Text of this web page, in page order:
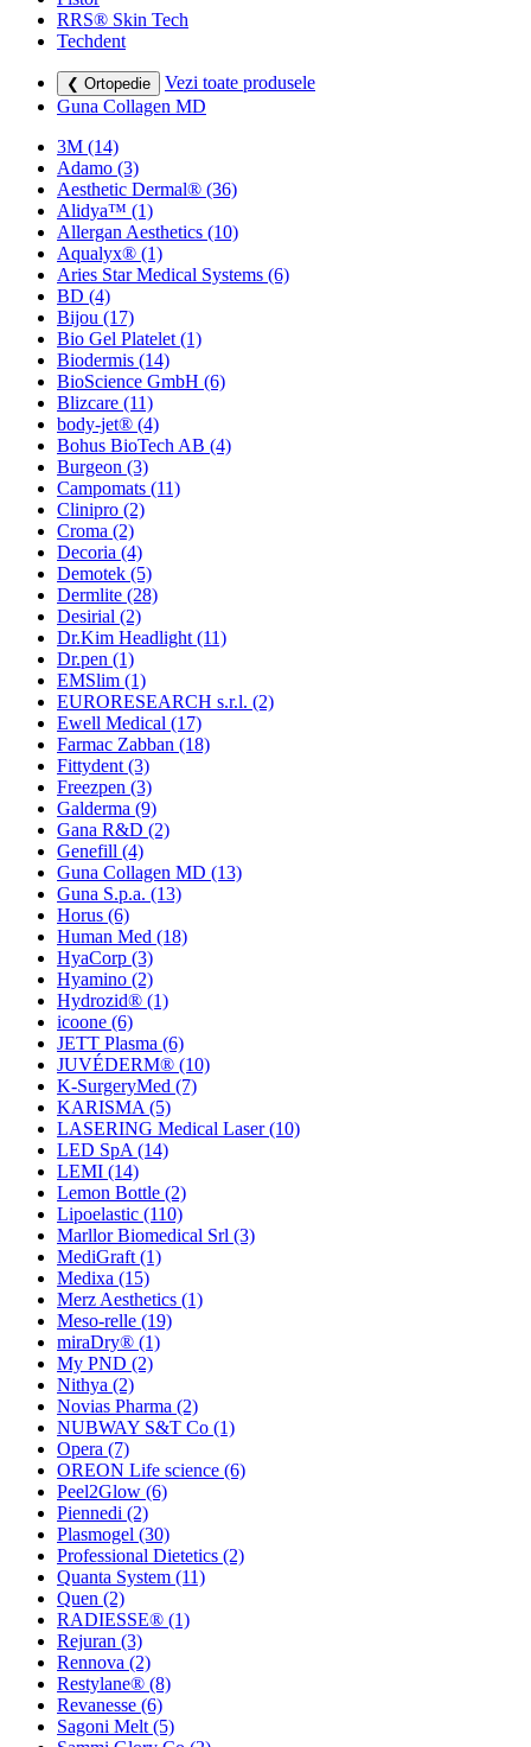
RRS® Skin Tech
Techdent
❮ Ortopedie
Vezi toate produsele
Guna Collagen MD
3M (14)
Adamo (3)
Aesthetic Dermal® (36)
Alidya™ (1)
Allergan Aesthetics (10)
Aqualyx® (1)
Aries Star Medical Systems (6)
BD (4)
Bijou (17)
Bio Gel Platelet (1)
Biodermis (14)
BioScience GmbH (6)
Blizcare (11)
body-jet® (4)
Bohus BioTech AB (4)
Burgeon (3)
Campomats (11)
Clinipro (2)
Croma (2)
Decoria (4)
Demotek (5)
Dermlite (28)
Desirial (2)
Dr.Kim Headlight (11)
Dr.pen (1)
EMSlim (1)
EURORESEARCH s.r.l. (2)
Ewell Medical (17)
Farmac Zabban (18)
Fittydent (3)
Freezpen (3)
Galderma (9)
Gana R&D (2)
Genefill (4)
Guna Collagen MD (13)
Guna S.p.a. (13)
Horus (6)
Human Med (18)
HyaCorp (3)
Hyamino (2)
Hydrozid® (1)
icoone (6)
JETT Plasma (6)
JUVÉDERM® (10)
K-SurgeryMed (7)
KARISMA (5)
LASERING Medical Laser(10)
LED SpA (14)
LEMI (14)
Lemon Bottle (2)
Lipoelastic (110)
Marllor Biomedical Srl (3)
MediGraft (1)
Medixa (15)
Merz Aesthetics (1)
Meso-relle (19)
miraDry® (1)
My PND (2)
Nithya (2)
Novias Pharma (2)
NUBWAY S&T Co (1)
Opera (7)
OREON Life science (6)
Peel2Glow (6)
Piennedi (2)
Plasmogel (30)
Professional Dietetics (2)
Quanta System (11)
Quen (2)
RADIESSE® (1)
Rejuran (3)
Rennova (2)
Restylane® (8)
Revanesse (6)
Sagoni Melt (5)